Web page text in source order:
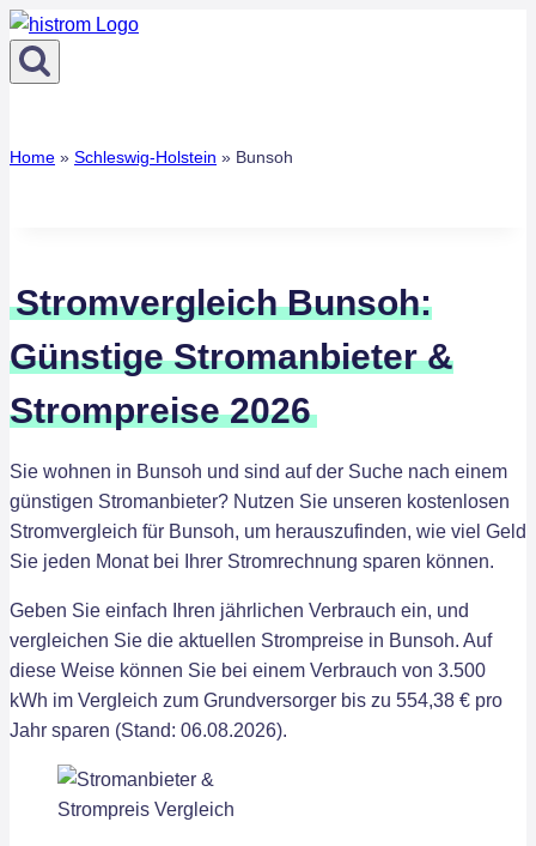
Zum
Inhalt
springen
Home » Schleswig-Holstein » Bunsoh
Stromvergleich Bunsoh:
Günstige Stromanbieter &
Strompreise 2026
Sie wohnen in Bunsoh und sind auf der Suche nach einem
günstigen Stromanbieter? Nutzen Sie unseren kostenlosen
Stromvergleich für Bunsoh, um herauszufinden, wie viel Geld
Sie jeden Monat bei Ihrer Stromrechnung sparen können.
Geben Sie einfach Ihren jährlichen Verbrauch ein, und
vergleichen Sie die aktuellen Strompreise in Bunsoh. Auf
diese Weise können Sie bei einem Verbrauch von 3.500
kWh im Vergleich zum Grundversorger bis zu 554,38 € pro
Jahr sparen (Stand: 06.08.2026).